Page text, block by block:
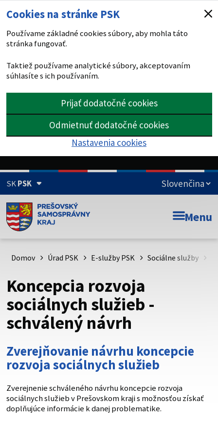
Cookies na stránke PSK
Používame základné cookies súbory, aby mohla táto
stránka fungovať.
Taktiež používame analytické súbory, akceptovaním
súhlasíte s ich používaním.
Prijať dodatočné cookies
Odmietnuť dodatočné cookies
Nastavenia cookies
SKPSK
Doména psk.sk je oficiálna
Toto je oficiálna webová stránka Prešovského
psk.sk.
Buďte pozorní a vždy sa uistite, že zdieľate informácie iba
cez zabezpečenú webovú stránku. Zabezpečená stránka
vždy začína https:// pred názvom domény webového sídla.
Menu
Domov Úrad PSK E-služby PSK Sociálne služby
Koncepcia rozvoja
sociálnych služieb -
schválený návrh
Zverejňovanie návrhu koncepcie
rozvoja sociálnych služieb
Zverejnenie schváleného návrhu koncepcie rozvoja
sociálnych služieb v Prešovskom kraji s možnosťou získať
doplňujúce informácie k danej problematike.